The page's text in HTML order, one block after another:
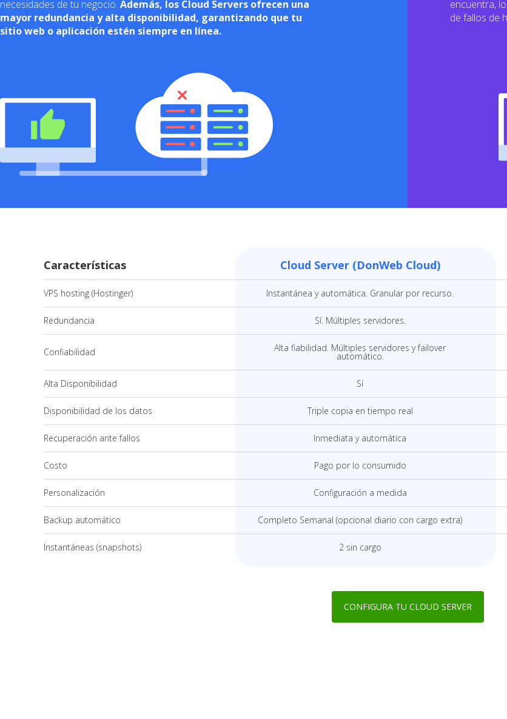
necesidades de tu negocio. Además, los Cloud Servers ofrecen una
mayor redundancia y alta disponibilidad, garantizando que tu
sitio web o aplicación estén siempre en línea.
encuentra,
de fallos de
Características Cloud Server (DonWeb Cloud)
VPS hosting (Hostinger) Instantánea y automática. Granular por recurso.
Redundancia Sí. Múltiples servidores.
Confiabilidad Alta fiabilidad. Múltiples servidores y failover
automático.
Alta Disponibilidad Sí
Disponibilidad de los datos Triple copia en tiempo real
Recuperación ante fallos Inmediata y automática
Costo Pago por lo consumido
Personalización Configuración a medida
Backup automático Completo Semanal (opcional diario con cargo extra)
Instantáneas (snapshots) 2 sin cargo
CONFIGURA TU CLOUD SERVER